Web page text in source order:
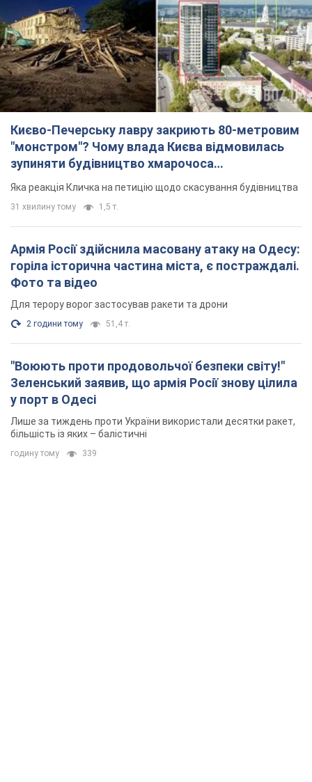
Києво-Печерську лавру закриють 80-метровим
"монстром"? Чому влада Києва відмовилась
зупиняти будівництво хмарочоса
"московського вірянина"
Яка реакція Кличка на петицію щодо скасування будівництва
31 хвилину тому 1,5 т.
Армія Росії здійснила масовану атаку на Одесу:
горіла історична частина міста, є постраждалі.
Фото та відео
Для терору ворог застосував ракети та дрони
2 години тому 51,4 т.
"Воюють проти продовольчої безпеки світу!"
Зеленський заявив, що армія Росії знову цілила
у порт в Одесі
Лише за тиждень проти України використали десятки ракет,
більшість із яких – балістичні
годину тому 339